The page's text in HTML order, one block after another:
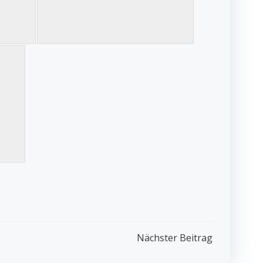
Nächster Beitrag